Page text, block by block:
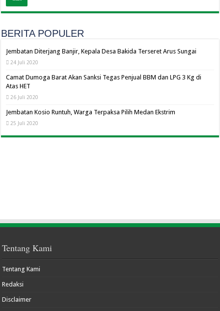
BERITA POPULER
Jembatan Diterjang Banjir, Kepala Desa Bakida Terseret Arus Sungai
24 Juli 2020
Camat Dumoga Barat Akan Sanksi Tegas Penjual BBM dan LPG 3 Kg di
Atas HET
26 Juli 2020
Jembatan Kosio Runtuh, Warga Terpaksa Pilih Medan Ekstrim
25 Juli 2020
Tentang Kami
Tentang Kami
Redaksi
Disclaimer